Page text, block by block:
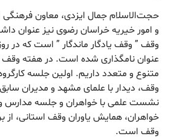
حجت‌الاسلام جمال ایزدی، معاون فرهنگی
و امور خیریه خراسان رضوی نیز عنوان
وقف ” وقف یادگار ماندگار ” است که در
عنوان نامگذاری شده است. در هفته وقف
متنوع و متعدد داریم. اولین جلسه کارگروه
وقف، دیدار با علمای مشهد و مدیران سابق
نشست علمی با خواهران و جلسه مدارس
خواهران، همایش یاوران وقف استانی،
وقف است.